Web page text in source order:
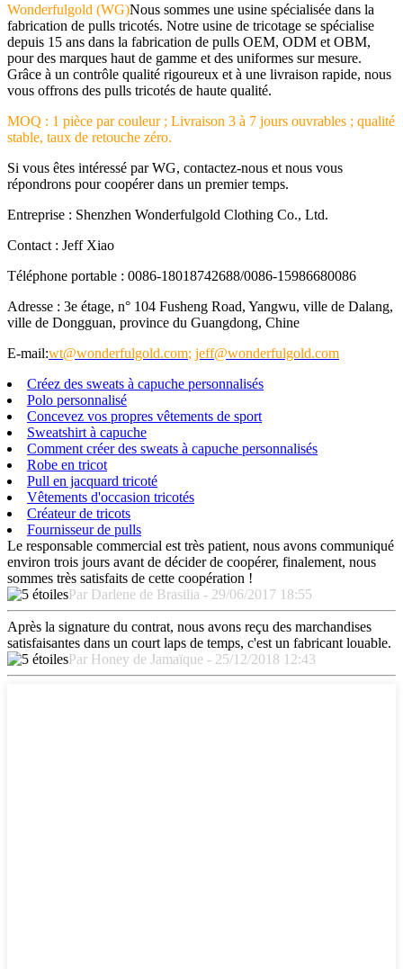
Wonderfulgold (WG)Nous sommes une usine spécialisée dans la
fabrication de pulls tricotés. Notre usine de tricotage se spécialise
depuis 15 ans dans la fabrication de pulls OEM, ODM et OBM,
pour des marques haut de gamme et des uniformes sur mesure.
Grâce à un contrôle qualité rigoureux et à une livraison rapide, nous
vous offrons des pulls tricotés de haute qualité.
MOQ : 1 pièce par couleur ; Livraison 3 à 7 jours ouvrables ; qualité
stable, taux de retouche zéro.
Si vous êtes intéressé par WG, contactez-nous et nous vous
répondrons pour coopérer dans un premier temps.
Entreprise : Shenzhen Wonderfulgold Clothing Co., Ltd.
Contact : Jeff Xiao
Téléphone portable : 0086-18018742688/0086-15986680086
Adresse : 3e étage, n° 104 Fusheng Road, Yangwu, ville de Dalang,
ville de Dongguan, province du Guangdong, Chine
E-mail:wt@wonderfulgold.com; jeff@wonderfulgold.com
Créez des sweats à capuche personnalisés
Polo personnalisé
Concevez vos propres vêtements de sport
Sweatshirt à capuche
Comment créer des sweats à capuche personnalisés
Robe en tricot
Pull en jacquard tricoté
Vêtements d'occasion tricotés
Créateur de tricots
Fournisseur de pulls
Le responsable commercial est très patient, nous avons communiqué
environ trois jours avant de décider de coopérer, finalement, nous
sommes très satisfaits de cette coopération !
Par Darlene de Brasilia - 29/06/2017 18:55
Après la signature du contrat, nous avons reçu des marchandises
satisfaisantes dans un court laps de temps, c'est un fabricant louable.
Par Honey de Jamaïque - 25/12/2018 12:43